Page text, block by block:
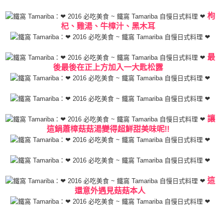
枸
杞、雞湯、牛樟汁、黑木耳
最
後最後在正上方加入一大匙松露
讓
這鍋蕭樟菇菇湯變得超鮮甜美味呢!!
這
還意外遇見菇菇本人